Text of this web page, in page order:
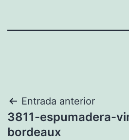
Navegación
de
Entrada anterior
3811-espumadera-
bordeaux